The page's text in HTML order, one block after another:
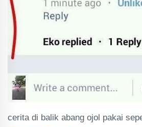
cerita di balik abang ojol pakai